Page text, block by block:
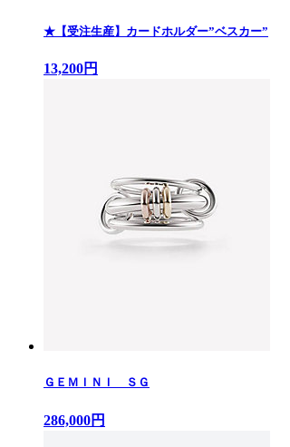
★【受注生産】カードホルダー”ベスカー”
13,200円
ＧＥＭＩＮＩ ＳＧ
286,000円